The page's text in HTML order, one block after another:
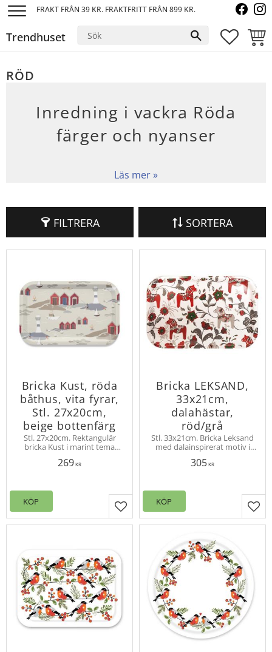
FRAKT FRÅN 39 KR. FRAKTFRITT FRÅN 899 KR.
Trendhuset
RÖD
Inredning i vackra Röda
färger och nyanser
FILTRERA SORTERA
Bricka Kust, röda
båthus, vita fyrar,
Stl. 27x20cm,
beige bottenfärg
Stl. 27x20cm. Rektangulär
bricka Kust i marint tema
kobbar och skär. Design
269KR
Lägg till i favoriter
KÖP
Bricka LEKSAND,
33x21cm,
dalahästar,
röd/grå
Stl. 33x21cm. Bricka Leksand
med dalainspirerat motiv i
röda och grå toner. 100%
305KR
KÖP